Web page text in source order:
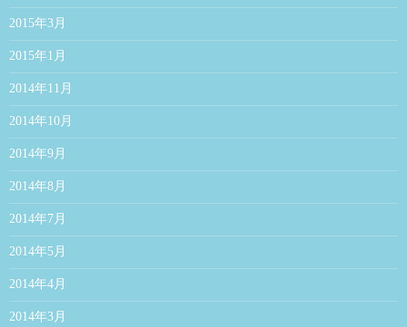
2015年3月
2015年1月
2014年11月
2014年10月
2014年9月
2014年8月
2014年7月
2014年5月
2014年4月
2014年3月